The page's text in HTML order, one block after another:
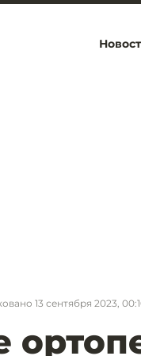
13 сентября 2023,